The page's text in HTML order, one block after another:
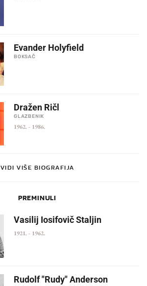
Evander Holyfield
BOKSAČ
Dražen Ričl
GLAZBENIK
1962.- 1986.
VIDI VIŠE BIOGRAFIJA
PREMINULI
Vasilij Iosifovič Staljin
1921.- 1962.
Rudolf "Rudy" Anderson